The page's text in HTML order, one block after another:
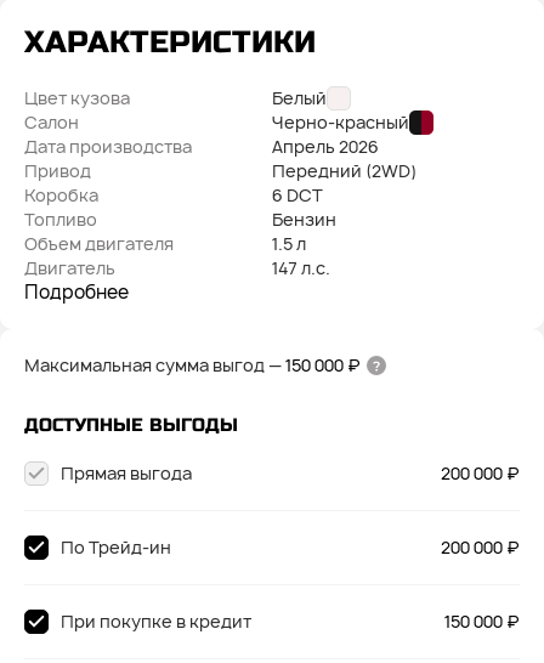
ХАРАКТЕРИСТИКИ
Цвет кузова
Белый
Салон
Черно-красный
Дата производства
Апрель 2026
Привод
Передний (2WD)
Коробка
6 DCT
Топливо
Бензин
Объем двигателя
1.5 л
Двигатель
147 л.с.
Подробнее
Максимальная сумма выгод—150 000 ₽
ДОСТУПНЫЕ ВЫГОДЫ
200 000 ₽
Прямая выгода
200 000 ₽
По Трейд-ин
150 000 ₽
При покупке в кредит